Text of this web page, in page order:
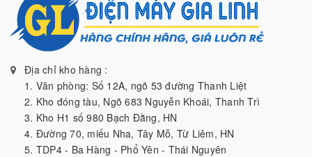
Địa chỉ kho hàng :
1. Văn phòng: Số 12A, ngõ 53 đường Thanh Liệt
2. Kho đóng tàu, Ngõ 683 Nguyễn Khoái, Thanh Trì
3. Kho H1 số 980 Bạch Đằng, HN
4. Đường 70, miếu Nha, Tây Mỗ, Từ Liêm, HN
5. TDP4 - Ba Hàng - Phổ Yên - Thái Nguyên